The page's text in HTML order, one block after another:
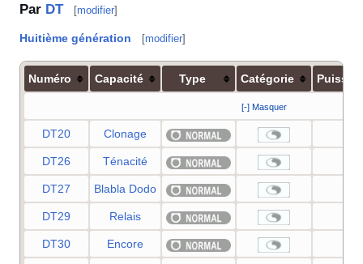
Par DT [modifier]
Huitième génération [modifier]
Numéro Capacité Type Catégorie
[-] Masquer
DT20 Clonage
DT26 Ténacité
DT27 Blabla Dodo
DT29 Relais
DT30 Encore